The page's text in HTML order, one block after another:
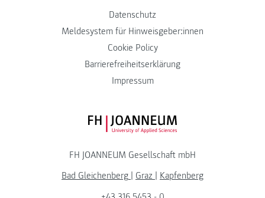
Datenschutz
Meldesystem für Hinweisgeber:innen
Cookie Policy
Barrierefreiheitserklärung
Impressum
FH JOANNEUM Logo
FH JOANNEUM Gesellschaft mbH
Bad Gleichenberg
Graz
Kapfenberg